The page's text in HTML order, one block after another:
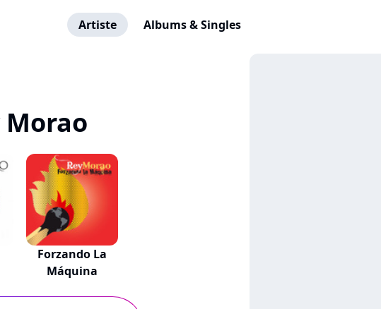
Artiste Albums & Singles
Morao
Forzando La
Máquina